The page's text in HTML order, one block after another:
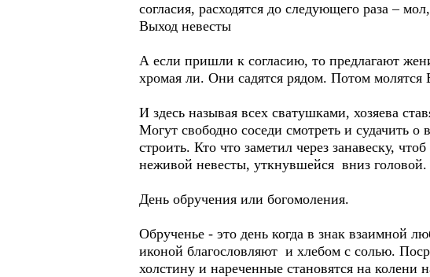
согласия, расходятся до следующего раза –
Выход невесты
А если пришли к согласию, то предлагают
хромая ли. Они садятся рядом. Потом молятся
И здесь называя всех сватушками, хозяева
Могут свободно соседи смотреть и судачить
строить. Кто что заметил через занавеску,
неживой невесты, уткнувшейся вниз головой.
День обручения или богомоления.
Обрученье - это день когда в знак взаимной
иконой благословляют и хлебом с солью.
холстину и нареченные становятся на колени